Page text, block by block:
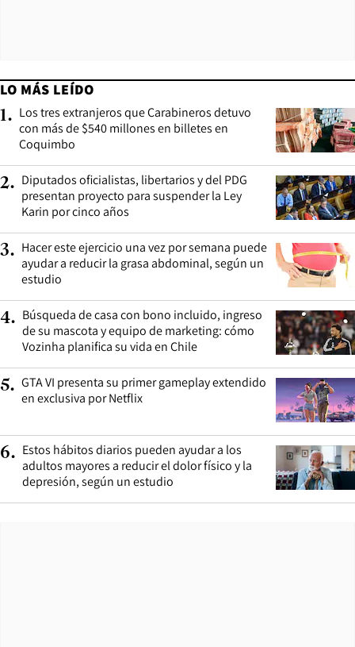
LO MÁS LEÍDO
1. Los tres extranjeros que Carabineros detuvo
con más de $540 millones en billetes en
Coquimbo
2. Diputados oficialistas, libertarios y del PDG
presentan proyecto para suspender la Ley
Karin por cinco años
3. Hacer este ejercicio una vez por semana puede
ayudar a reducir la grasa abdominal, según un
estudio
4. Búsqueda de casa con bono incluido, ingreso
de su mascota y equipo de marketing: cómo
Vozinha planifica su vida en Chile
5. GTA VI presenta su primer gameplay extendido
en exclusiva por Netflix
6. Estos hábitos diarios pueden ayudar a los
adultos mayores a reducir el dolor físico y la
depresión, según un estudio